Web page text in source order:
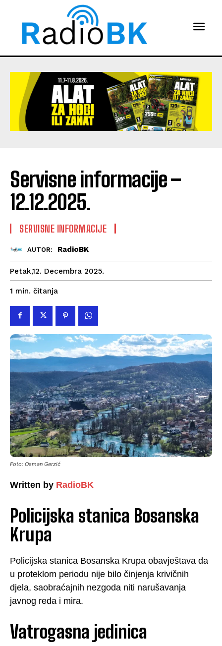
Servisne informacije –
12.12.2025.
SERVISNE INFORMACIJE
AUTOR: RadioBK
Petak,12. Decembra 2025.
1 min. čitanja
Foto: Osman Gerzić
Written by RadioBK
Policijska stanica Bosanska
Krupa
Policijska stanica Bosanska Krupa obavještava da
u proteklom periodu nije bilo činjenja krivičnih
djela, saobraćajnih nezgoda niti narušavanja
javnog reda i mira.
Vatrogasna jedinica